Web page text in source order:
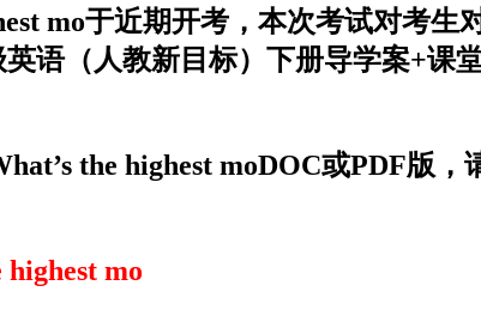
mo于近期开考，本次考试对考生
语（人教新目标）下册导学案+课
the highest moDOC或PDF版，
mo